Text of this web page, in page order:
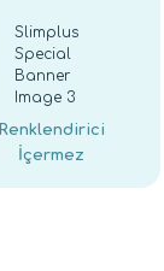
Renklendirici
İçermez